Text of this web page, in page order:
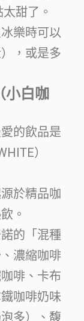
甜了。
樂時可以
，或是多
小白咖
的飲品是
）
於精品咖
。
的「混種
濃縮咖啡
啡、卡布
咖啡奶味
多）、馥